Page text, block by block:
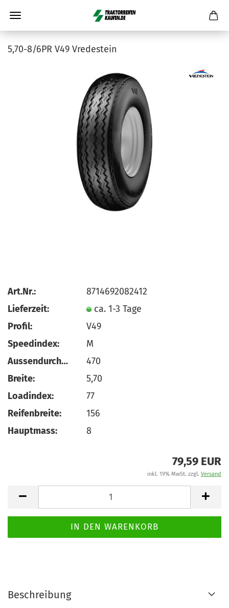
5,70-8/6PR V49 Vredestein
Art.Nr.:
8714692082412
Lieferzeit:
ca. 1-3 Tage
Profil:
V49
Speedindex:
M
Aussendurchmesser:
470
Breite:
5,70
Loadindex:
77
Reifenbreite:
156
Hauptmass:
8
79,59 EUR
inkl. 19% MwSt. zzgl. Versand
Beschreibung